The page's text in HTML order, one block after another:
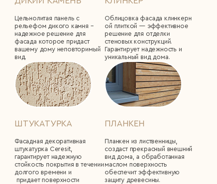
Цельнолитая панель с
рельефом дикого камня –
надежное решение для
фасада которое придаст
вашему дому неповторимый
вид.
Облицовка фасада клинкерн
ой плиткой ― эффективное
решение для отделки
стеновых конструкций.
Гарантирует надежность и
уникальный вид дома.
ШТУКАТУРКА
Фасадная декоративная
штукатурка Сeresit,
гарантирует надежную
стойкость покрытия в течении
долгого времени и
придает поверхности
ПЛАНКЕН
Планкен из лиственницы,
создаст прекрасный внешний
вид дома, а обработанная
маслом поверхность
обеспечит эффективную
защиту древесины.